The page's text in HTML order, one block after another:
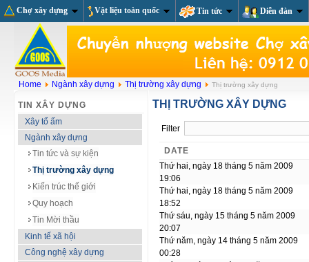
Chợ xây dựng Vật liệu toàn quốc Tin tức Diễn đàn
Home Ngành xây dựng Thị trường xây dựng Thị trường xây dựng
TIN XÂY DỰNG
Xây tổ ấm
Ngành xây dựng
Tin tức và sự kiện
Thị trường xây dựng
Kiến trúc thế giới
Quy hoạch
Tin Mời thầu
Kinh tế xã hội
Công nghệ xây dựng
THỊ TRƯỜNG XÂY DỰNG
Filter
DATE
Thứ hai, ngày 18 tháng 5 năm 2009
19:06
Thứ hai, ngày 18 tháng 5 năm 2009
18:52
Thứ sáu, ngày 15 tháng 5 năm 2009
20:07
Thứ năm, ngày 14 tháng 5 năm 2009
00:28